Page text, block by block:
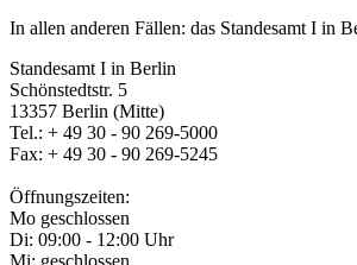
In allen anderen Fällen: das Standesamt I in
Standesamt I in Berlin
Schönstedtstr. 5
13357 Berlin (Mitte)
Tel.: + 49 30 - 90 269-5000
Fax: + 49 30 - 90 269-5245
Öffnungszeiten:
Mo geschlossen
Di: 09:00 - 12:00 Uhr